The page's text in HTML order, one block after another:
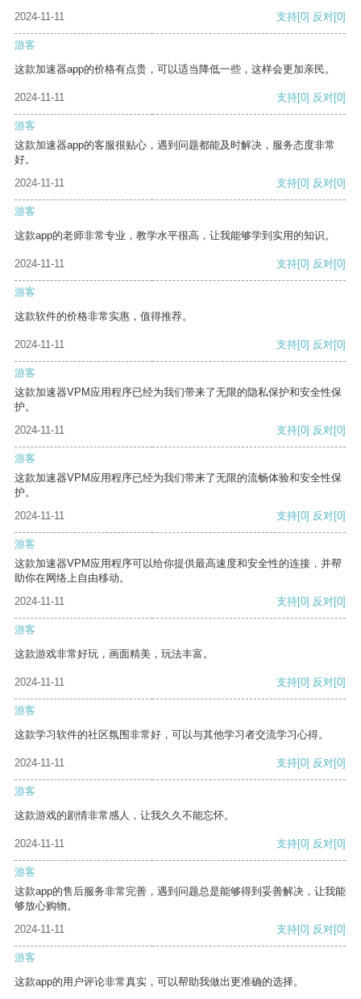
2024-11-11 支持[0] 反对[0]
游客
这款加速器app的价格有点贵，可以适当降低一些，这样会更加亲民。
2024-11-11 支持[0] 反对[0]
游客
这款加速器app的客服很贴心，遇到问题都能及时解决，服务态度非常
好。
2024-11-11
支持[0] 反对[0]
游客
这款app的老师非常专业，教学水平很高，让我能够学到实用的知识。
2024-11-11 支持[0] 反对[0]
游客
这款软件的价格非常实惠，值得推荐。
2024-11-11 支持[0] 反对[0]
游客
这款加速器VPM应用程序已经为我们带来了无限的隐私保护和安全性保
护。
2024-11-11
支持[0] 反对[0]
游客
这款加速器VPM应用程序已经为我们带来了无限的流畅体验和安全性保
护。
2024-11-11
支持[0] 反对[0]
游客
这款加速器VPM应用程序可以给你提供最高速度和安全性的连接，并帮
助你在网络上自由移动。
2024-11-11
支持[0] 反对[0]
游客
这款游戏非常好玩，画面精美，玩法丰富。
2024-11-11 支持[0] 反对[0]
游客
这款学习软件的社区氛围非常好，可以与其他学习者交流学习心得。
2024-11-11 支持[0] 反对[0]
游客
这款游戏的剧情非常感人，让我久久不能忘怀。
2024-11-11 支持[0] 反对[0]
游客
这款app的售后服务非常完善，遇到问题总是能够得到妥善解决，让我能
够放心购物。
2024-11-11
支持[0] 反对[0]
游客
这款app的用户评论非常真实，可以帮助我做出更准确的选择。